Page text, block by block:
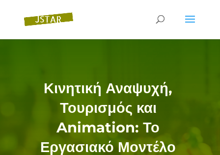
Κινητική Αναψυχή,
Τουρισμός και
Animation: Το
Εργασιακό Μοντέλο